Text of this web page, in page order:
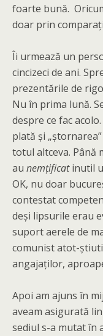
foarte bună.
doar prin
Îi urmează un
cincizeci de ani.
prezentările de
Nu în prima lună.
despre ce fac
plată și
totul altceva. Până
au nemțificatinutil
OK, nu doar
contestat
deși lipsurile erau
suport aerele de
comunist atot-
angajaților,
Apoi am ajuns în
aveam asigurată
sediul s-a mutat în